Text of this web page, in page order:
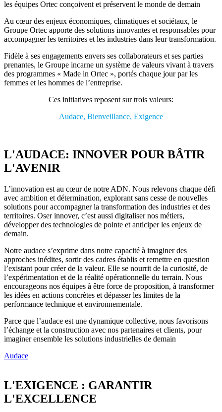
les équipes Ortec conçoivent et préservent le monde de demain
Au cœur des enjeux économiques, climatiques et sociétaux, le
Groupe Ortec apporte des solutions innovantes et responsables pour
accompagner les territoires et les industries dans leur transformation.
Fidèle à ses engagements envers ses collaborateurs et ses parties
prenantes, le Groupe incarne un système de valeurs vivant à travers
des programmes « Made in Ortec », portés chaque jour par les
femmes et les hommes de l’entreprise.
Ces initiatives reposent sur trois valeurs:
Audace, Bienveillance, Exigence
L'AUDACE: INNOVER POUR BÂTIR
L'AVENIR
L’innovation est au cœur de notre ADN. Nous relevons chaque défi
avec ambition et détermination, explorant sans cesse de nouvelles
solutions pour accompagner la transformation des industries et des
territoires. Oser innover, c’est aussi digitaliser nos métiers,
développer des technologies de pointe et anticiper les enjeux de
demain.
Notre audace s’exprime dans notre capacité à imaginer des
approches inédites, sortir des cadres établis et remettre en question
l’existant pour créer de la valeur. Elle se nourrit de la curiosité, de
l’expérimentation et de la réalité opérationnelle du terrain. Nous
encourageons nos équipes à être force de proposition, à transformer
les idées en actions concrètes et dépasser les limites de la
performance technique et environnementale.
Parce que l’audace est une dynamique collective, nous favorisons
l’échange et la construction avec nos partenaires et clients, pour
imaginer ensemble les solutions industrielles de demain
Audace
L'EXIGENCE : GARANTIR
L'EXCELLENCE